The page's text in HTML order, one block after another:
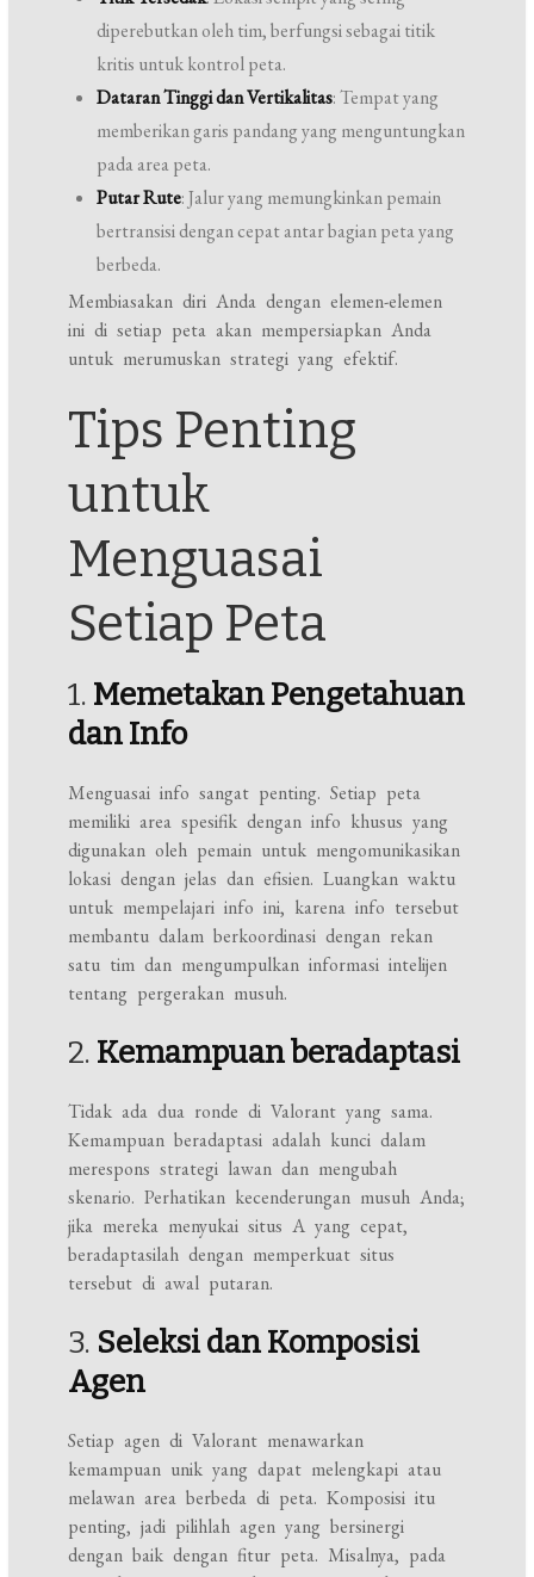
diperebutkan oleh tim, berfungsi sebagai titik
kritis untuk kontrol peta.
Dataran Tinggi dan Vertikalitas: Tempat yang
memberikan garis pandang yang menguntungkan
pada area peta.
Putar Rute: Jalur yang memungkinkan pemain
bertransisi dengan cepat antar bagian peta yang
berbeda.
Membiasakan diri Anda dengan elemen-elemen
ini di setiap peta akan mempersiapkan Anda
untuk merumuskan strategi yang efektif.
Tips Penting
untuk
Menguasai
Setiap Peta
1. Memetakan Pengetahuan
dan Info
Menguasai info sangat penting. Setiap peta
memiliki area spesifik dengan info khusus yang
digunakan oleh pemain untuk mengomunikasikan
lokasi dengan jelas dan efisien. Luangkan waktu
untuk mempelajari info ini, karena info tersebut
membantu dalam berkoordinasi dengan rekan
satu tim dan mengumpulkan informasi intelijen
tentang pergerakan musuh.
2. Kemampuan beradaptasi
Tidak ada dua ronde di Valorant yang sama.
Kemampuan beradaptasi adalah kunci dalam
merespons strategi lawan dan mengubah
skenario. Perhatikan kecenderungan musuh Anda;
jika mereka menyukai situs A yang cepat,
beradaptasilah dengan memperkuat situs
tersebut di awal putaran.
3. Seleksi dan Komposisi
Agen
Setiap agen di Valorant menawarkan
kemampuan unik yang dapat melengkapi atau
melawan area berbeda di peta. Komposisi itu
penting, jadi pilihlah agen yang bersinergi
dengan baik dengan fitur peta. Misalnya, pada